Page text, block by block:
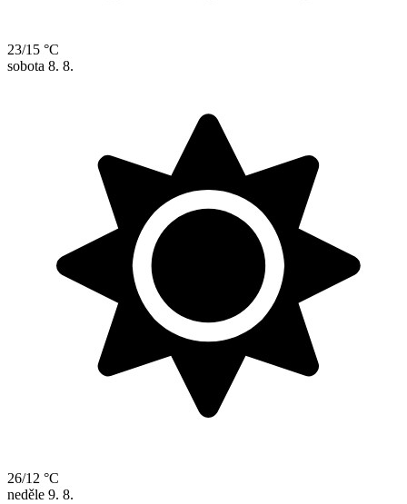
23/15 °C
sobota 8. 8.
26/12 °C
neděle 9. 8.